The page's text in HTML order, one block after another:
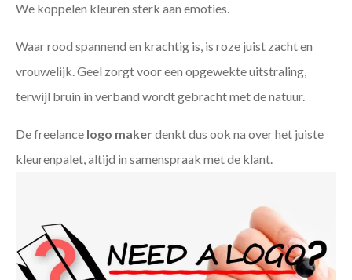
We koppelen kleuren sterk aan emoties.
Waar rood spannend en krachtig is, is roze juist zacht en
vrouwelijk. Geel zorgt voor een opgewekte uitstraling,
terwijl bruin in verband wordt gebracht met de natuur.
De freelance logo makerdenkt dus ook na over het juiste
kleurenpalet, altijd in samenspraak met de klant.